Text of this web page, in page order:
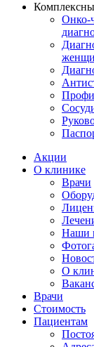
Онко-
Акции
О клинике
Врачи
Наши
О
Врачи
Стоимость
Пациентам